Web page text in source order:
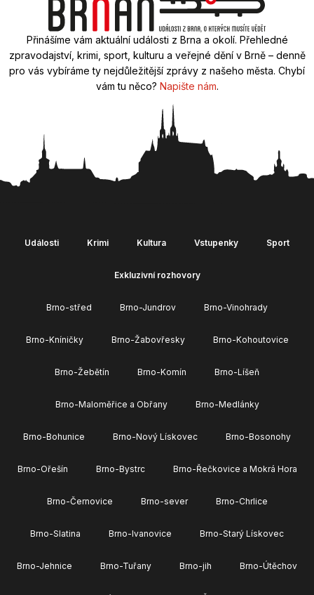
Přinášíme vám aktuální události z Brna a okolí. Přehledné
zpravodajství, krimi, sport, kulturu a veřejné dění v Brně – denně
pro vás vybíráme ty nejdůležitější zprávy z našeho města. Chybí
vám tu něco? Napište nám.
Události Krimi Kultura Vstupenky Sport
Exkluzivní rozhovory
Brno-střed Brno-Jundrov Brno-Vinohrady
Brno-Kníničky Brno-Žabovřesky Brno-Kohoutovice
Brno-Žebětín Brno-Komín Brno-Líšeň
Brno-Maloměřice a Obřany Brno-Medlánky
Brno-Bohunice Brno-Nový Lískovec Brno-Bosonohy
Brno-Ořešín Brno-Bystrc Brno-Řečkovice a Mokrá Hora
Brno-Černovice Brno-sever Brno-Chrlice
Brno-Slatina Brno-Ivanovice Brno-Starý Lískovec
Brno-Jehnice Brno-Tuřany Brno-jih Brno-Útěchov